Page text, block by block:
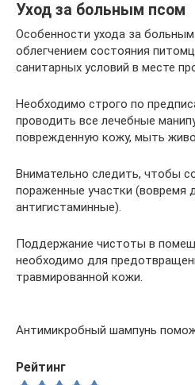
Уход за больным псом
Особенности ухода за
облегчением состояния
санитарных условий в месте
Необходимо строго по
проводить все лечебные
поврежденную кожу, мыть
Внимательно следить, чтобы
пораженные участки (вовремя
антигистаминные).
Поддержание чистоты в
необходимо для
травмированной кожи.
Антимикробный шампунь
Рейтинг